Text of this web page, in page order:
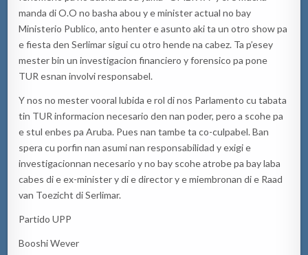
manda di O.O no basha abou y e minister actual no bay
Ministerio Publico, anto henter e asunto aki ta un otro show pa
e fiesta den Serlimar sigui cu otro hende na cabez. Ta p’esey
mester bin un investigacion financiero y forensico pa pone
TUR esnan involvi responsabel.
Y nos no mester vooral lubida e rol di nos Parlamento cu tabata
tin TUR informacion necesario den nan poder, pero a scohe pa
e stul enbes pa Aruba. Pues nan tambe ta co-culpabel. Ban
spera cu porfin nan asumi nan responsabilidad y exigi e
investigacionnan necesario y no bay scohe atrobe pa bay laba
cabes di e ex-minister y di e director y e miembronan di e Raad
van Toezicht di Serlimar.
Partido UPP
Booshi Wever